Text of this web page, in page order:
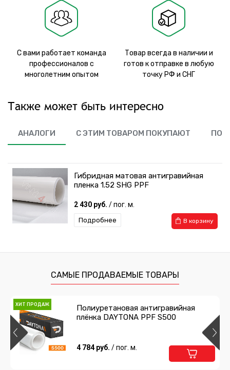
С вами работает команда
профессионалов с
многолетним опытом
Товар всегда в наличии и
готов к отправке в любую
точку РФ и СНГ
Также может быть интересно
АНАЛОГИ С ЭТИМ ТОВАРОМ ПОКУПАЮТ
Гибридная матовая антигравийная
пленка 1.52 SHG PPF
2 430 руб. / пог. м.
В корзину
Подробнее
САМЫЕ ПРОДАВАЕМЫЕ ТОВАРЫ
ХИТ ПРОДАЖ
Полиуретановая антигравийная
плёнка DAYTONA PPF S500
4 784 руб. / пог. м.